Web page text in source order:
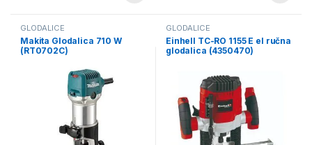
GLODALICE
Makita Glodalica 710 W
(RT0702C)
GLODALICE
Einhell TC-RO 1155 E el ručna
glodalica (4350470)